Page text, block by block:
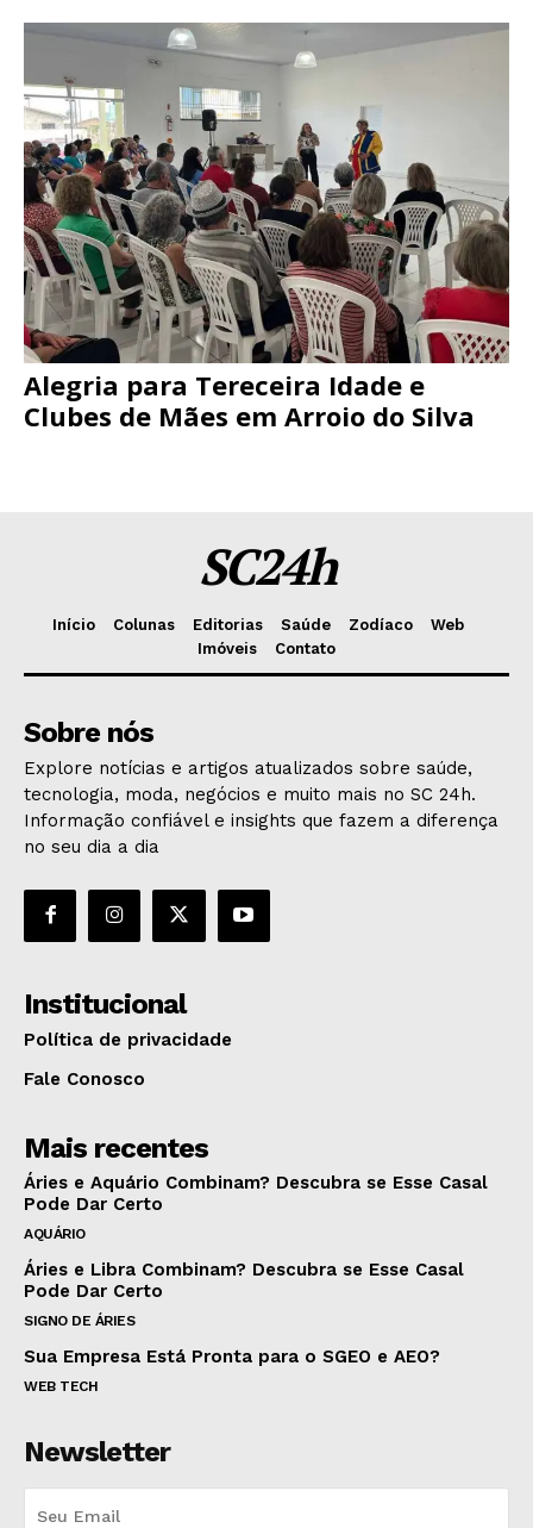
Alegria para Tereceira Idade e
Clubes de Mães em Arroio do Silva
SC24h
Início Colunas Editorias Saúde Zodíaco
Web
Imóveis
Contato
Sobre nós
Explore notícias e artigos atualizados sobre saúde,
tecnologia, moda, negócios e muito mais no SC 24h.
Informação confiável e insights que fazem a diferença
no seu dia a dia
Institucional
Política de privacidade
Fale Conosco
Mais recentes
Áries e Aquário Combinam? Descubra se Esse Casal
Pode Dar Certo
AQUÁRIO
Áries e Libra Combinam? Descubra se Esse Casal
Pode Dar Certo
SIGNO DE ÁRIES
Sua Empresa Está Pronta para o SGEO e AEO?
WEB TECH
Newsletter